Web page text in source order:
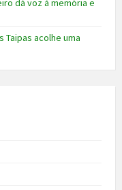
dá voz à memória e
Taipas acolhe uma